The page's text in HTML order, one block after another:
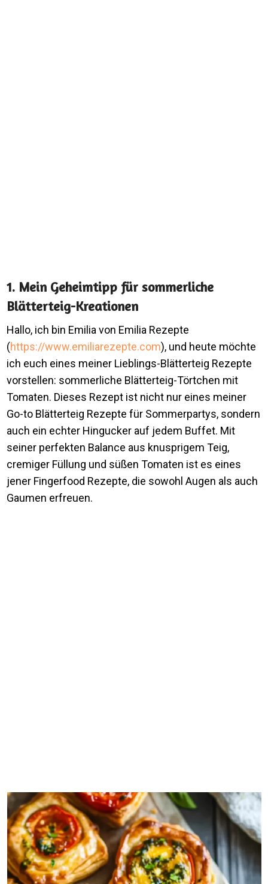
1. Mein Geheimtipp für sommerliche
Blätterteig-Kreationen
Hallo, ich bin Emilia von Emilia Rezepte
(https://www.emiliarezepte.com), und heute möchte
ich euch eines meiner Lieblings-Blätterteig Rezepte
vorstellen: sommerliche Blätterteig-Törtchen mit
Tomaten. Dieses Rezept ist nicht nur eines meiner
Go-to Blätterteig Rezepte für Sommerpartys, sondern
auch ein echter Hingucker auf jedem Buffet. Mit
seiner perfekten Balance aus knusprigem Teig,
cremiger Füllung und süßen Tomaten ist es eines
jener Fingerfood Rezepte, die sowohl Augen als auch
Gaumen erfreuen.